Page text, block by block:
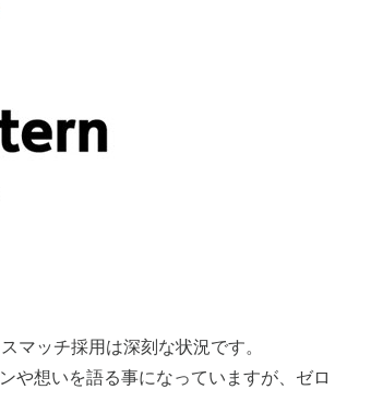
マッチ採用は深刻な状況です。
や想いを語る事になっていますが、ゼロ